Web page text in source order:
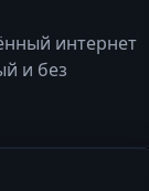
интернет
и без